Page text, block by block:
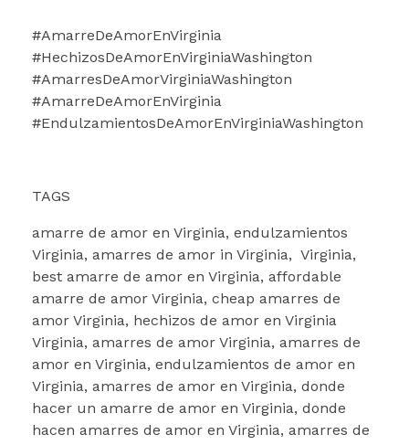
#AmarreDeAmorEnVirginia
#HechizosDeAmorEnVirginiaWashington
#AmarresDeAmorVirginiaWashington
#AmarreDeAmorEnVirginia
#EndulzamientosDeAmorEnVirginiaWashington
TAGS
amarre de amor en Virginia, endulzamientos
Virginia, amarres de amor in Virginia, Virginia,
best amarre de amor en Virginia, affordable
amarre de amor Virginia, cheap amarres de
amor Virginia, hechizos de amor en Virginia
Virginia, amarres de amor Virginia, amarres de
amor en Virginia, endulzamientos de amor en
Virginia, amarres de amor en Virginia, donde
hacer un amarre de amor en Virginia, donde
hacen amarres de amor en Virginia, amarres de